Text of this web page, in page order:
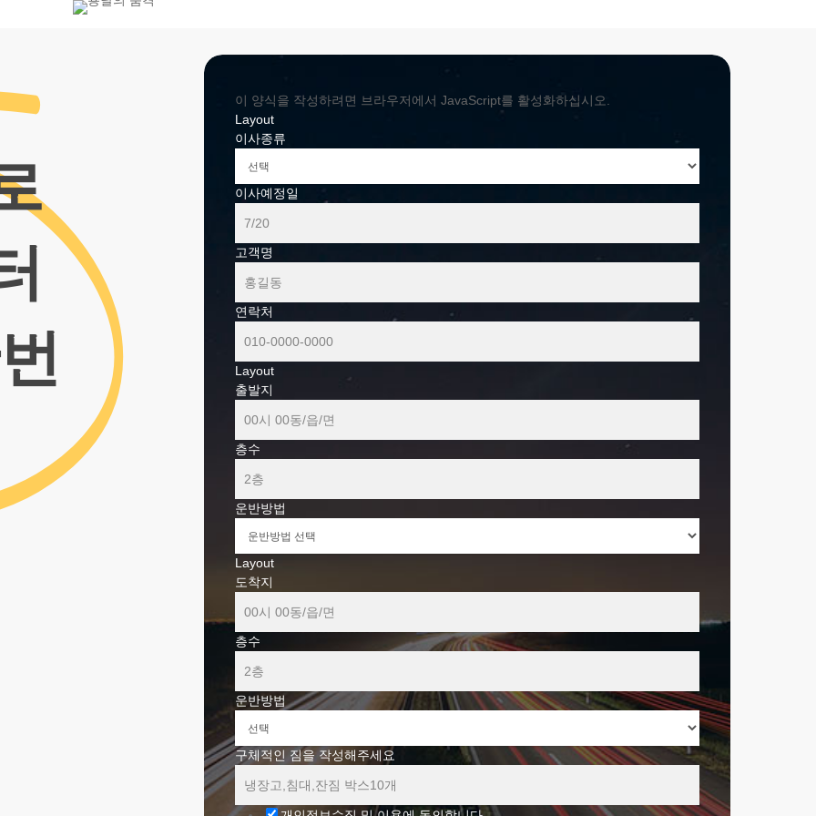
이 양식을 작성하려면 브라우저에서 JavaScript를 활성화하십시오.
Layout
이사종류
이사예정일
고객명
연락처
Layout
출발지
층수
운반방법
Layout
도착지
층수
운반방법
구체적인 짐을 작성해주세요